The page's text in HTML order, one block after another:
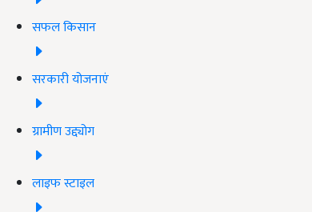
सफल किसान
सरकारी योजनाएं
ग्रामीण उद्द्योग
लाइफ स्टाइल